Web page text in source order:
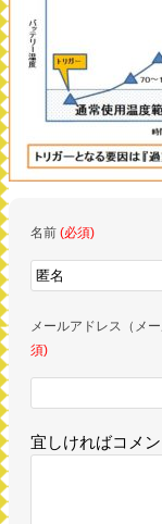
名前 (必須)
メールアドレス（メ
須)
宜しければコメ